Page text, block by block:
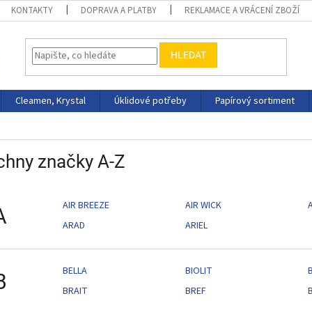
KONTAKTY DOPRAVA A PLATBY REKLAMACE A VRÁCENÍ ZBOŽÍ
HLEDAT
Cleamen, Krystal Úklidové potřeby Papírový sortiment
značky A-Z
AIR BREEZE AIR WICK
ARAD
ARIEL
BELLA BIOLIT
BRAIT
BREF